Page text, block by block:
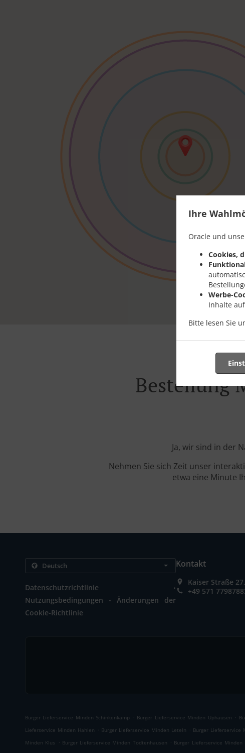
Ihre
Oracle und
Cookies,
Werbe-
Inhalte
Bitte lesen Sie
Bestellung
Ja, wir sind in der
Nehmen Sie sich Zeit unser
etwa eine Minute
Datenschutzrichtlinie .
Nutzungsbedingungen .
Änderungen der
Cookie-Richtlinie
Kontakt
Kaiser Straße
+49 571
Burger Lieferservice Minden Schinkenkamp . Burger Lieferservice Minden Uphausen .
Lieferservice Minden Hahlen . Burger Lieferservice Minden Leteln . Burger Lieferservice
Minden Klus
. Burger Lieferservice Minden Todtenhausen . Burger Lieferservice Minden